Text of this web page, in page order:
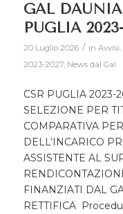
GAL
PUGLIA
20 Luglio 2026 / in Avvisi,
2023-2027, News dal Gal
CSR PUGLIA 2023-
SELEZIONE PER
COMPARATIVA
DELL’INCARICO
ASSISTENTE AL
FINANZIATI DAL
RETTIFICA